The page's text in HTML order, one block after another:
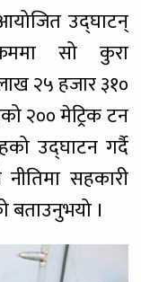
उद्घाटन्
सो कुरा
२५ हजार ३१०
२०० मेट्रिक टन
उद्घाटन गर्दै
सहकारी
।